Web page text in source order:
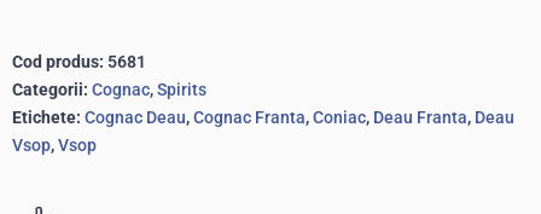
Cod produs: 5681
Categorii: Cognac,Spirits
Etichete: Cognac Deau,Cognac Franta,Coniac, Deau Franta, Deau
Vsop,Vsop